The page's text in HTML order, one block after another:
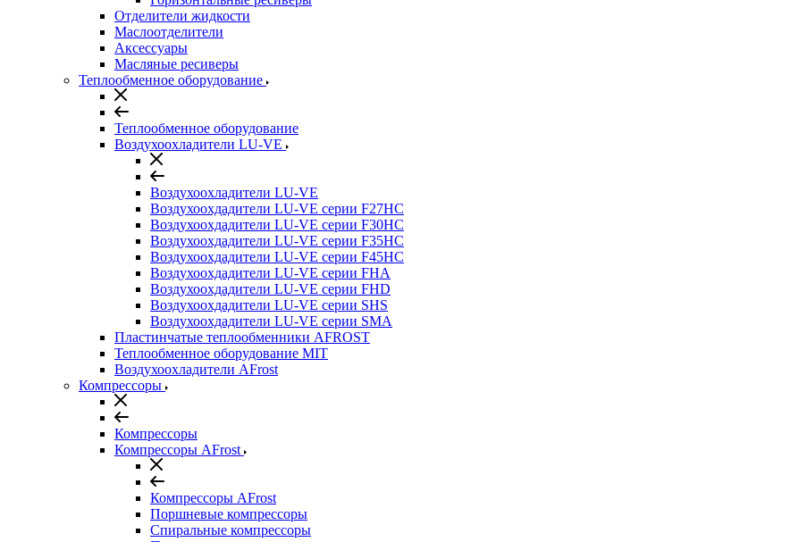
Отделители жидкости
Маслоотделители
Аксессуары
Масляные ресиверы
Теплообменное оборудование
Теплообменное оборудование
Воздухоохладители LU-VE
Воздухоохладители LU-VE
Воздухоохдадители LU-VE серии F27HC
Воздухоохдадители LU-VE серии F30HC
Воздухоохдадители LU-VE серии F35HC
Воздухоохдадители LU-VE серии F45HC
Воздухоохдадители LU-VE серии FHA
Воздухоохдадители LU-VE серии FHD
Воздухоохдадители LU-VE серии SHS
Воздухоохдадители LU-VE серии SMA
Пластинчатые теплообменники AFROST
Теплообменное оборудование MIT
Воздухоохладители AFrost
Компрессоры
Компрессоры
Компрессоры AFrost
Компрессоры AFrost
Поршневые компрессоры
Спиральные компрессоры